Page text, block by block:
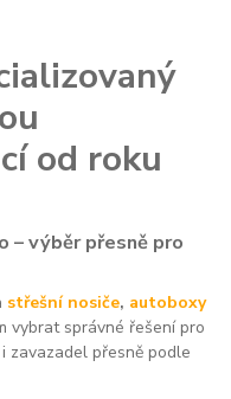
od roku
– výběr přesně pro
střešní nosiče, autoboxy
vybrat správné řešení pro
zavazadel přesně podle